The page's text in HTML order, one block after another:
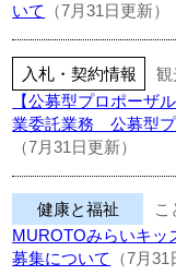
いて
（7月31日更新）
入札・契約情報
観
【公募型プロポーザ
業委託業務 公募型プ
（7月31日更新）
健康と福祉
こ
MUROTOみらいキッ
募集について
（7月31